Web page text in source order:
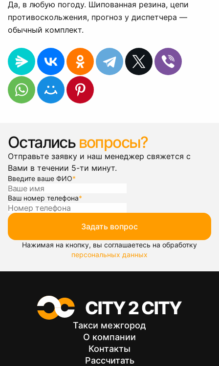
Да, в любую погоду. Шипованная резина, цепи
противоскольжения, прогноз у диспетчера —
обычный комплект.
Остались вопросы?
Отправьте заявку и наш менеджер свяжется с
Вами в течении 5-ти минут.
Введите ваше ФИО*
Ваш номер телефона*
Задать вопрос
Нажимая на кнопку, вы соглашаетесь на обработку
персональных данных
Такси межгород
О компании
Контакты
Рассчитать